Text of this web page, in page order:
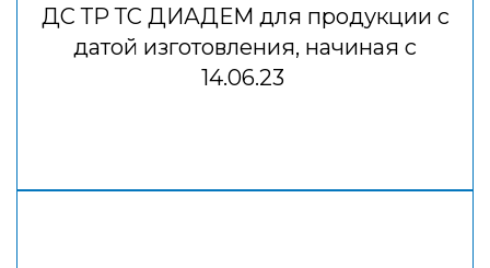
ДС ТР ТС ДИАДЕМ для продукции с
датой изготовления, начиная с
14.06.23